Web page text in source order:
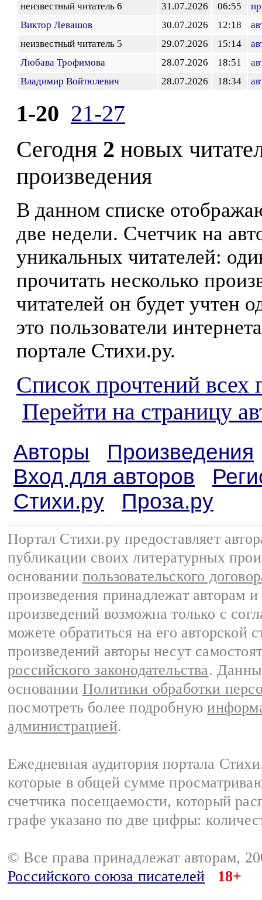
неизвестный читатель 6
31.07.2026 06:55
Виктор Левашов
30.07.2026 12:18
неизвестный читатель 5
29.07.2026 15:14
Любава Трофимова
28.07.2026 18:51
Владимир Войтюлевич
28.07.2026 18:34
1-20 21-27
Сегодня 2 новых
произведения
В данном списке
две недели. Счетчик на
уникальных читателей:
прочитать несколько
читателей он будет учтен
это пользователи
портале Стихи.ру.
Список прочтений всех
Перейти на страницу
Авторы
Произведения
Вход для авторов
Стихи.ру
Проза.ру
Портал Стихи.ру предоставляет
публикации своих литературных
основании пользовательского
произведения принадлежат авторам
произведений возможна только с
можете обратиться на его авторской
произведений авторы несут
российского законодательства.
основании Политики обработки
посмотреть более подробную
администрацией.
Ежедневная аудитория портала
которые в общей сумме
счетчика посещаемости, который
графе указано по две цифры:
© Все права принадлежат авторам,
Российского союза писателей
18+